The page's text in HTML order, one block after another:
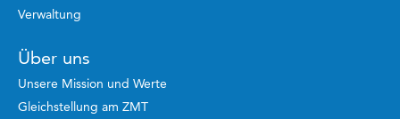
Verwaltung
Über uns
Unsere Mission und Werte
Gleichstellung am ZMT